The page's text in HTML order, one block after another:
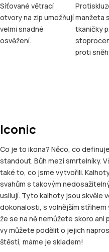
Síťované větrací
otvory na zip umožňují
velmi snadné
osvěžení.
manžeta
tkaničky
proti
Iconic
Co je to ikona? Něco, co
standout. Bůh mezi smrtelníky.
také to, co jsme vytvořili.
svahům s takovým
usilují. Tyto kalhoty jsou skvěle
dokonalosti, s volnějším
že se na ně nemůžete skoro ani
vy můžete podělit o jejich
štěstí, máme je skladem!